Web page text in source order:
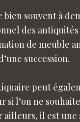
bien souvent à
des
de meuble
succession.
peut
si l’on ne
ailleurs, il est